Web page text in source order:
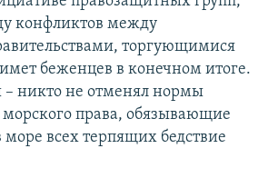
конфликтов между
торгующимися
беженцев в конечном итоге.
– никто не отменял нормы
права, обязывающие
море всех терпящих бедствие